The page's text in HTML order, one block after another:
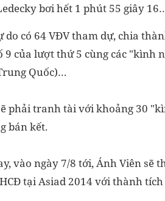
bơi hết 1 phút 55 giây
do có 64 VĐV tham dự, chia
9 của lượt thứ 5 cùng các "kình
Quốc)…
phải tranh tài với khoảng 30
bán kết.
vào ngày 7/8 tới, Ánh Viên sẽ
tại Asiad 2014 với thành